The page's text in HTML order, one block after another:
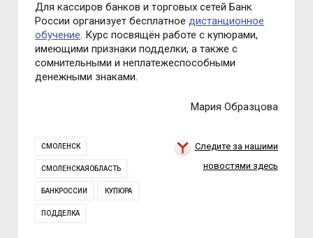
Для кассиров банков и торговых сетей Банк
России организует бесплатноедистанционное
обучение. Курс посвящён работе с купюрами,
имеющими признаки подделки, а также с
сомнительными и неплатежеспособными
денежными знаками.
Мария Образцова
СМОЛЕНСК
СМОЛЕНСКАЯОБЛАСТЬ
БАНКРОССИИ КУПЮРА
ПОДДЕЛКА
Следите за нашими
новостями здесь